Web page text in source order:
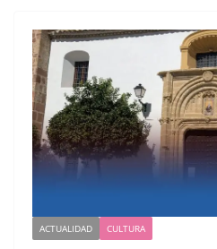
ACTUALIDAD CULTURA